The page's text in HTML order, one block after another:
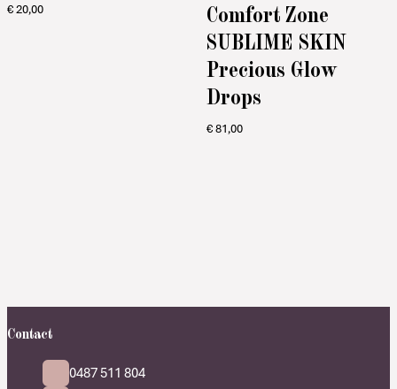
€20,00
Comfort Zone
SUBLIME SKIN
Precious Glow
Drops
€81,00
Contact
0487 511 804